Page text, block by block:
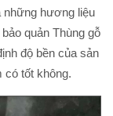
những hương liệu
quản Thùng gỗ
độ bền của sản
có tốt không.